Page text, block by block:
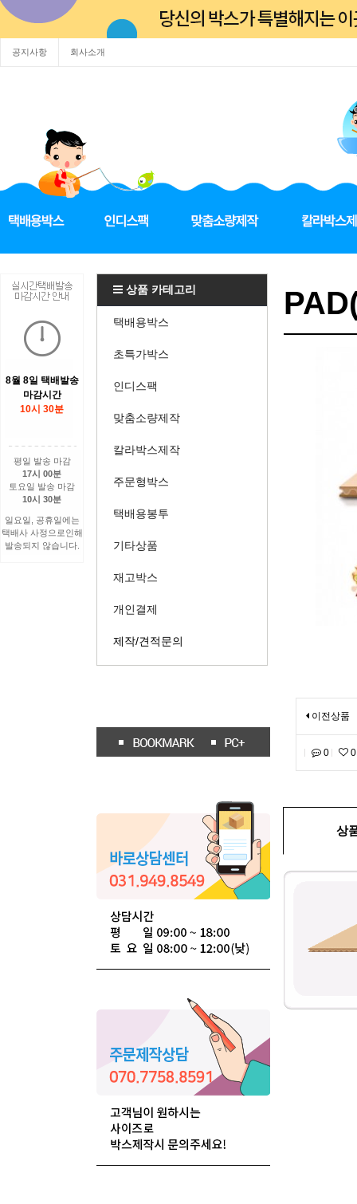
공지사항 회사소개
8월 8일 택배발송
마감시간
10시 30분
평일 발송 마감
17시 00분
토요일 발송 마감
10시 30분
일요일, 공휴일에는
택배사 사정으로인해
발송되지 않습니다.
상품 카테고리
택배용박스
초특가박스
인디스팩
맞춤소량제작
칼라박스제작
주문형박스
택배용봉투
기타상품
재고박스
개인결제
제작/견적문의
이전상품
0 0
상